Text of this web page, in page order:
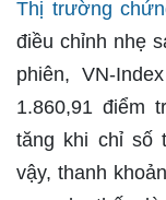
Thị trường
điều chỉnh nhẹ
phiên, VN-
1.860,91 điểm
tăng khi chỉ số
vậy, thanh